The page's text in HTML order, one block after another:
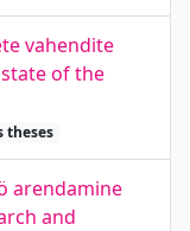
vahendite
of the
theses
arendamine
and